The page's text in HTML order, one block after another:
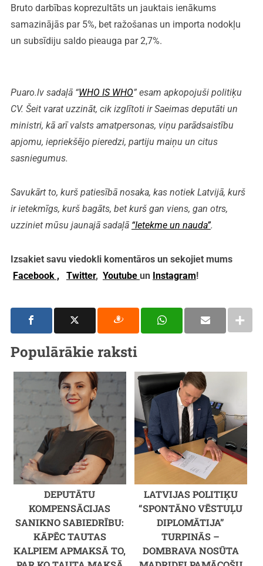
Bruto darbības koprezultāts un jauktais ienākums
samazinājās par 5%, bet ražošanas un importa nodokļu
un subsīdiju saldo pieauga par 2,7%.
Puaro.lv sadaļā “WHO IS WHO” esam apkopojuši politiķu
CV. Šeit varat uzzināt, cik izglītoti ir Saeimas deputāti un
ministri, kā arī valsts amatpersonas, viņu parādsaistību
apjomu, iepriekšējo pieredzi, partiju maiņu un citus
sasniegumus.
Savukārt to, kurš patiesībā nosaka, kas notiek Latvijā, kurš
ir ietekmīgs, kurš bagāts, bet kurš gan viens, gan otrs,
uzziniet mūsu jaunajā sadaļā “Ietekme un nauda”.
Izsakiet savu viedokli komentāros un sekojiet mums
Facebook ,
Twitter, Youtube un Instagram!
Populārākie raksti
DEPUTĀTU
KOMPENSĀCIJAS
SANIKNO SABIEDRĪBU:
KĀPĒC TAUTAS
KALPIEM APMAKSĀ TO,
LATVIJAS POLITIĶU
“SPONTĀNO VĒSTUĻU
DIPLOMĀTIJA”
TURPINĀS –
DOMBRAVA NOSŪTA